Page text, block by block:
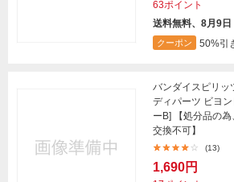
63ポイント
送料無料、8月9日
クーポン 50%引
バンダイスピリ
ディパーツ ビヨ
ーB] 【処分品の
交換不可】
(13)
1,690円